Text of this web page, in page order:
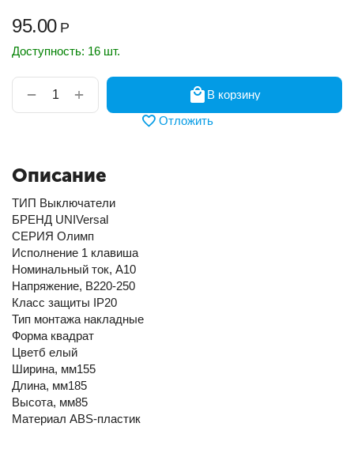
95.00 Р
Доступность: 16 шт.
+
−
В корзину
Отложить
Описание
ТИП Выключатели
БРЕНД UNIVersal
СЕРИЯ Олимп
Исполнение 1 клавиша
Номинальный ток, А10
Напряжение, В220-250
Класс защиты IP20
Тип монтажа накладные
Форма квадрат
Цветб елый
Ширина, мм155
Длина, мм185
Высота, мм85
Материал ABS-пластик